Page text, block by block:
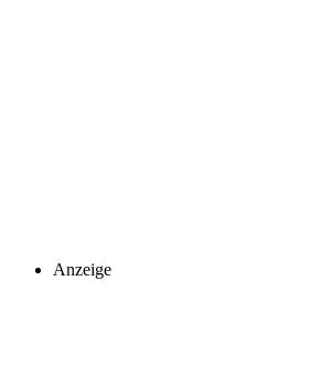
Anzeige